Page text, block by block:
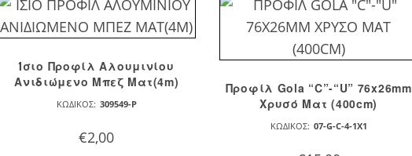
Ίσιο Προφίλ Αλουμινίου
Ανιδιώμενο Μπεζ Ματ(4m)
ΚΩΔΙΚΌΣ: 309549-P
€2,00
Προφίλ Gola “C”-“U” 76x26mm
Χρυσό Ματ (400cm)
ΚΩΔΙΚΌΣ: 07-G-C-4-1X1